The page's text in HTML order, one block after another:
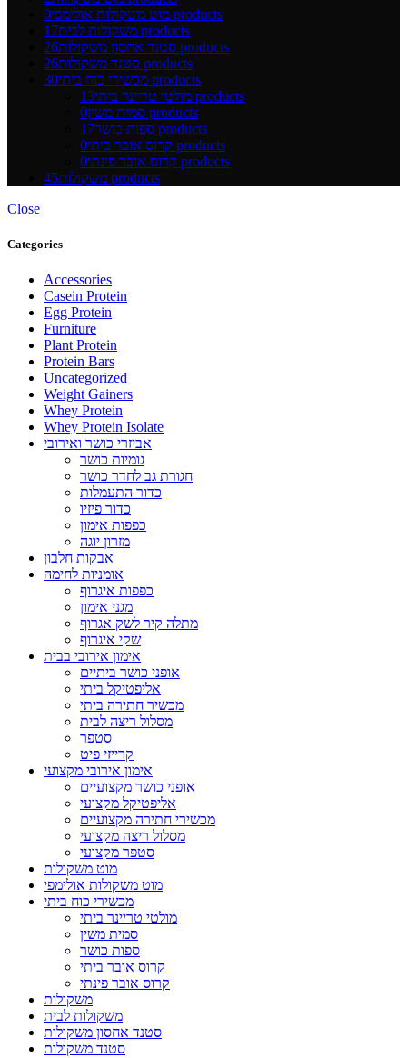
מוט משקולות אולימפי 0 products
משקולות לבית 17 products
סטנד אחסון משקולות 26 products
סטנד משקולות 26 products
מכשירי כוח ביתי 30 products
מולטי טריינר ביתי 13 products
סמית משין 0 products
ספות כושר 17 products
קרוס אובר ביתי 0 products
קרוס אובר פינתי 0 products
משקולות 45 products
Close
Categories
Accessories
Casein Protein
Egg Protein
Furniture
Plant Protein
Protein Bars
Uncategorized
Weight Gainers
Whey Protein
Whey Protein Isolate
אביזרי כושר ואירובי
גומיות כושר
חגורת גב לחדר כושר
כדור התעמלות
כדור פיזיו
כפפות אימון
מזרון יוגה
אבקות חלבון
אומניות לחימה
כפפות איגרוף
מגני אימון
מתלה קיר לשק אגרוף
שקי איגרוף
אימון אירובי בבית
אופני כושר ביתיים
אליפטיקל ביתי
מכשיר חתירה ביתי
מסלול ריצה לבית
סטפר
קרייזי פיט
אימון אירובי מקצועי
אופני כושר מקצועיים
אליפטיקל מקצועי
מכשירי חתירה מקצועיים
מסלול ריצה מקצועי
סטפר מקצועי
מוט משקולות
מוט משקולות אולימפי
מכשירי כוח ביתי
מולטי טריינר ביתי
סמית משין
ספות כושר
קרוס אובר ביתי
קרוס אובר פינתי
משקולות
משקולות לבית
סטנד אחסון משקולות
סטנד משקולות